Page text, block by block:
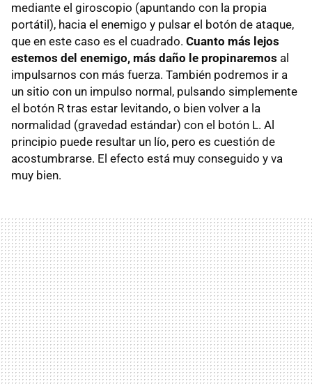
mediante el giroscopio (apuntando con la propia
portátil), hacia el enemigo y pulsar el botón de ataque,
que en este caso es el cuadrado. Cuanto más lejos
estemos del enemigo, más daño le propinaremos al
impulsarnos con más fuerza. También podremos ir a
un sitio con un impulso normal, pulsando simplemente
el botón R tras estar levitando, o bien volver a la
normalidad (gravedad estándar) con el botón L. Al
principio puede resultar un lío, pero es cuestión de
acostumbrarse. El efecto está muy conseguido y va
muy bien.